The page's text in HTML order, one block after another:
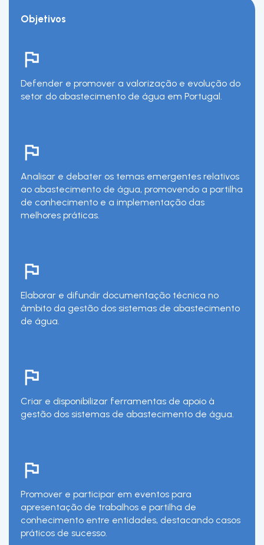
Objetivos
Defender e promover a valorização e evolução do
setor do abastecimento de água em Portugal.
Analisar e debater os temas emergentes relativos
ao abastecimento de água, promovendo a partilha
de conhecimento e a implementação das
melhores práticas.
Elaborar e difundir documentação técnica no
âmbito da gestão dos sistemas de abastecimento
de água.
Criar e disponibilizar ferramentas de apoio à
gestão dos sistemas de abastecimento de água.
Promover e participar em eventos para
apresentação de trabalhos e partilha de
conhecimento entre entidades, destacando casos
práticos de sucesso.